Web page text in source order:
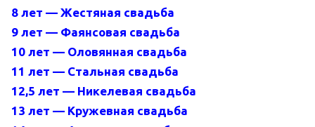
8 лет — Жестяная свадьба
9 лет — Фаянсовая свадьба
10 лет — Оловянная свадьба
11 лет — Стальная свадьба
12,5 лет — Никелевая свадьба
13 лет — Кружевная свадьба